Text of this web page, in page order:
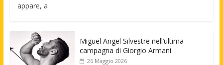
appare, a
Miguel Angel Silvestre nell’ultima
campagna di Giorgio Armani
26 Maggio 2026